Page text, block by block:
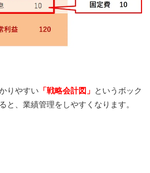
りやすい 「戦略会計図」 というボック
と、業績管理をしやすくなります。